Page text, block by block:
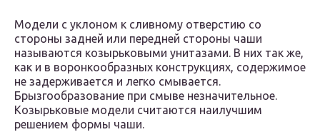
Модели с уклоном к сливному отверстию со
стороны задней или передней стороны чаши
называются козырьковыми унитазами. В них так же,
как и в воронкообразных конструкциях, содержимое
не задерживается и легко смывается.
Брызгообразование при смыве незначительное.
Козырьковые модели считаются наилучшим
решением формы чаши.